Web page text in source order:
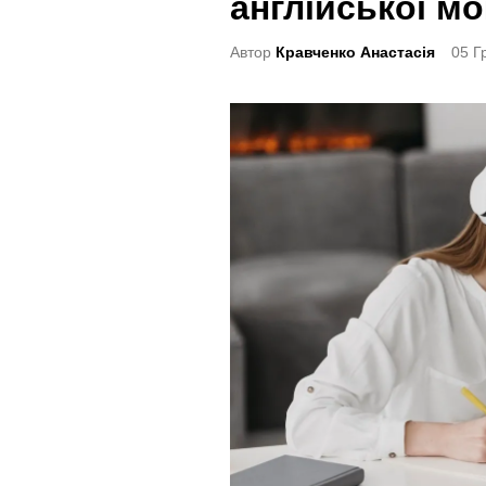
t
i
n
Автор Кравченко Анастасія 05